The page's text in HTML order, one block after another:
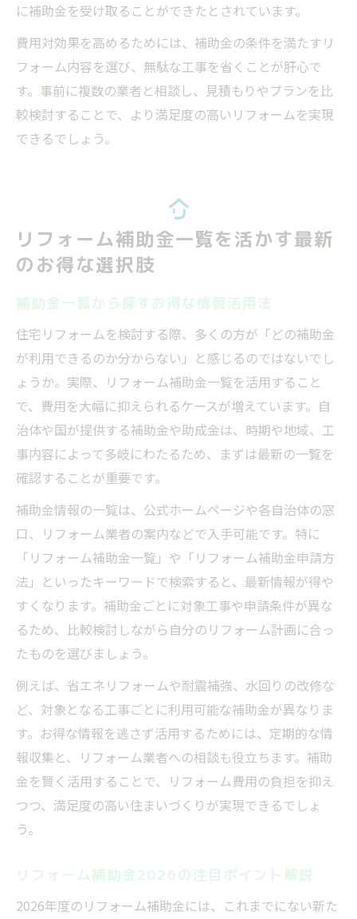
に補助金を受け取ることができたとされています。
費用対効果を高めるためには、補助金の条件を満たすリ
フォーム内容を選び、無駄な工事を省くことが肝心で
す。事前に複数の業者と相談し、見積もりやプランを比
較検討することで、より満足度の高いリフォームを実現
できるでしょう。
リフォーム補助金一覧を活かす最新
のお得な選択肢
補助金一覧から探すお得な情報活用法
住宅リフォームを検討する際、多くの方が「どの補助金
が利用できるのか分からない」と感じるのではないでし
ょうか。実際、リフォーム補助金一覧を活用すること
で、費用を大幅に抑えられるケースが増えています。自
治体や国が提供する補助金や助成金は、時期や地域、工
事内容によって多岐にわたるため、まずは最新の一覧を
確認することが重要です。
補助金情報の一覧は、公式ホームページや各自治体の窓
口、リフォーム業者の案内などで入手可能です。特に
「リフォーム補助金一覧」や「リフォーム補助金申請方
法」といったキーワードで検索すると、最新情報が得や
すくなります。補助金ごとに対象工事や申請条件が異な
るため、比較検討しながら自分のリフォーム計画に合っ
たものを選びましょう。
例えば、省エネリフォームや耐震補強、水回りの改修な
ど、対象となる工事ごとに利用可能な補助金が異なりま
す。お得な情報を逃さず活用するためには、定期的な情
報収集と、リフォーム業者への相談も役立ちます。補助
金を賢く活用することで、リフォーム費用の負担を抑え
つつ、満足度の高い住まいづくりが実現できるでしょ
う。
リフォーム補助金2026の注目ポイント解説
2026年度のリフォーム補助金には、これまでにない新た